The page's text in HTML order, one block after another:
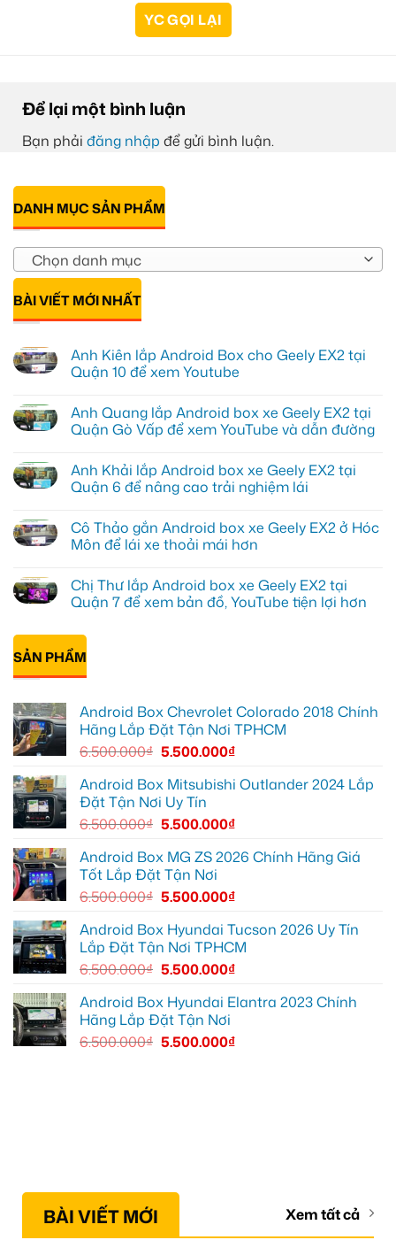
Để lại một bình luận
Bạn phải đăng nhập để gửi bình luận.
DANH MỤC SẢN PHẨM
Chọn danh mục
BÀI VIẾT MỚI NHẤT
Anh Kiên lắp Android Box cho Geely EX2 tại
Quận 10 để xem Youtube
bình
luận
ở
lắp
Android
Box
EX2
tại
Quận
xem
Youtube
Anh Quang lắp Android box xe Geely EX2 tại
Quận Gò Vấp để xem YouTube và dẫn đường
bình
luận
ở
lắp
Android
box
EX2
tại
Quận
xem
YouTube
và
Anh Khải lắp Android box xe Geely EX2 tại
Quận 6 để nâng cao trải nghiệm lái
bình
luận
ở
lắp
Android
box
EX2
tại
Quận
6
cao
trải
nghiệm
Cô Thảo gắn Android box xe Geely EX2 ở Hóc
Môn để lái xe thoải mái hơn
bình
luận
ở
gắn
Android
box
xe
Hóc
Môn
thoải
mái
hơn
Chị Thư lắp Android box xe Geely EX2 tại
Quận 7 để xem bản đồ, YouTube tiện lợi hơn
có
luận
ở
Chị
Android
box
Geely
EX2
Quận
để
bản
YouTube
tiện
lợi
hơn
SẢN PHẨM
Android Box Chevrolet Colorado 2018 Chính
Hãng Lắp Đặt Tận Nơi TPHCM
6.500.000₫ 5.500.000₫
Android Box Mitsubishi Outlander 2024 Lắp
Đặt Tận Nơi Uy Tín
6.500.000₫ 5.500.000₫
Android Box MG ZS 2026 Chính Hãng Giá
Tốt Lắp Đặt Tận Nơi
6.500.000₫ 5.500.000₫
Android Box Hyundai Tucson 2026 Uy Tín
Lắp Đặt Tận Nơi TPHCM
6.500.000₫ 5.500.000₫
Android Box Hyundai Elantra 2023 Chính
Hãng Lắp Đặt Tận Nơi
6.500.000₫ 5.500.000₫
BÀI VIẾT MỚI Xem tất cả